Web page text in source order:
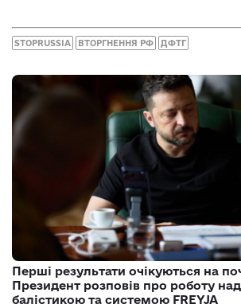
STOPRUSSIA ВТОРГНЕННЯ РФ ДФТГ
Перші результати очікуються на
Президент розповів про роботу
балістикою та системою FREYJA